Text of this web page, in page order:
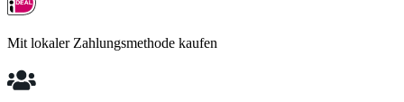
Mit lokaler Zahlungsmethode kaufen